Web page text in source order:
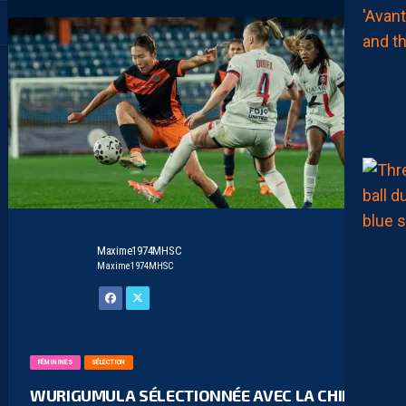
Maxime1974MHSC
Maxime1974MHSC
FÉMININES SÉLECTION
WURIGUMULA SÉLECTIONNÉE AVEC LA CHINE